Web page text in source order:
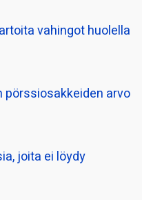
vahingot huolella
pörssi­osakkeiden arvo
joita ei löydy